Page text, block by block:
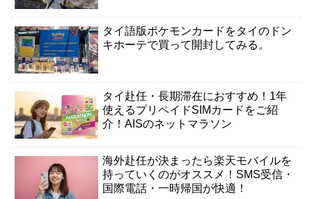
タイ語版ポケモンカードをタイのドン
キホーテで買って開封してみる。
タイ赴任・長期滞在におすすめ！1年
使えるプリペイドSIMカードをご紹
介！AISのネットマラソン
海外赴任が決まったら楽天モバイルを
持っていくのがオススメ！SMS受信・
国際電話・一時帰国が快適！